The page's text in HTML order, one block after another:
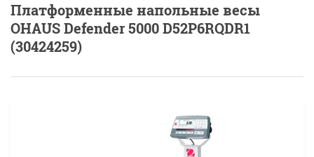
Платформенные напольные весы
OHAUS Defender 5000 D52P6RQDR1
(30424259)